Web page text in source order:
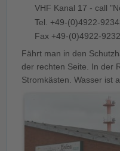
VHF Kanal 17 - call
Tel. +49-(0)4922-
Fax +49-(0)4922-
Fährt man in den
der rechten Seite. In der
Stromkästen. Wasser ist